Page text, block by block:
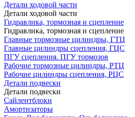
Детали ходовой части
Детали ходовой части
Гидравлика, тормозная и сцепление
Гидравлика, тормозная и сцепление
Главные тормозные цилиндры, ГТЦ
Главные цилиндры сцепления, ГЦС
ПГУ сцепления. ПГУ тормозов
Рабочие тормозные цилиндры, РТЦ
Рабочие цилиндры сцепления, РЦС
Детали подвески
Детали подвески
Cайлентблоки
Амортизаторы